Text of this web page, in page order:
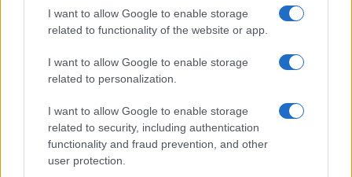
I want to allow Google to enable storage
related to functionality of the website or app.
I want to allow Google to enable storage
related to personalization.
I want to allow Google to enable storage
related to security, including authentication
functionality and fraud prevention, and other
user protection.
hogy a brit királyi családba
születik valaki. Ha létezik
privilégium az-az, hogy miután
sarat dobálsz a monarchiára és a
saját családodra, még ezért is